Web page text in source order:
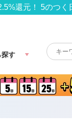
還元！ 5のつく
探す